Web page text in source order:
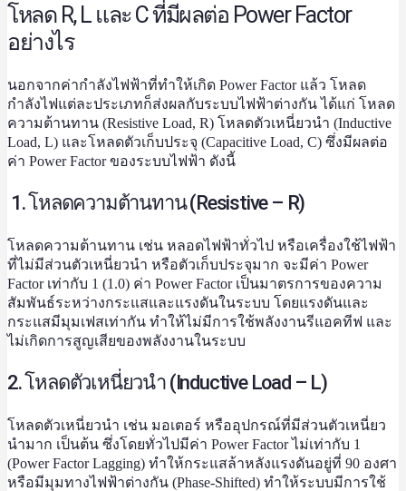
โหลด R, L และ C ที่มีผลต่อ Power Factor
อย่างไร
นอกจากค่ากำลังไฟฟ้าที่ทำให้เกิด Power Factor แล้ว โหลด
กำลังไฟแต่ละประเภทก็ส่งผลกับระบบไฟฟ้าต่างกัน ได้แก่ โหลด
ความต้านทาน (Resistive Load, R) โหลดตัวเหนี่ยวนำ (Inductive
Load, L) และโหลดตัวเก็บประจุ (Capacitive Load, C) ซึ่งมีผลต่อ
ค่า Power Factor ของระบบไฟฟ้า ดังนี้
1. โหลดความต้านทาน (Resistive – R)
โหลดความต้านทาน เช่น หลอดไฟฟ้าทั่วไป หรือเครื่องใช้ไฟฟ้า
ที่ไม่มีส่วนตัวเหนี่ยวนำ หรือตัวเก็บประจุมาก จะมีค่า Power
Factor เท่ากับ 1 (1.0) ค่า Power Factor เป็นมาตรการของความ
สัมพันธ์ระหว่างกระแสและแรงดันในระบบ โดยแรงดันและ
กระแสมีมุมเฟสเท่ากัน ทำให้ไม่มีการใช้พลังงานรีแอคทีฟ และ
ไม่เกิดการสูญเสียของพลังงานในระบบ
2. โหลดตัวเหนี่ยวนำ (Inductive Load – L)
โหลดตัวเหนี่ยวนำ เช่น มอเตอร์ หรืออุปกรณ์ที่มีส่วนตัวเหนี่ยว
นำมาก เป็นต้น ซึ่งโดยทั่วไปมีค่า Power Factor ไม่เท่ากับ 1
(Power Factor Lagging) ทำให้กระแสล้าหลังแรงดันอยู่ที่ 90 องศา
หรือมีมุมทางไฟฟ้าต่างกัน (Phase-Shifted) ทำให้ระบบมีการใช้